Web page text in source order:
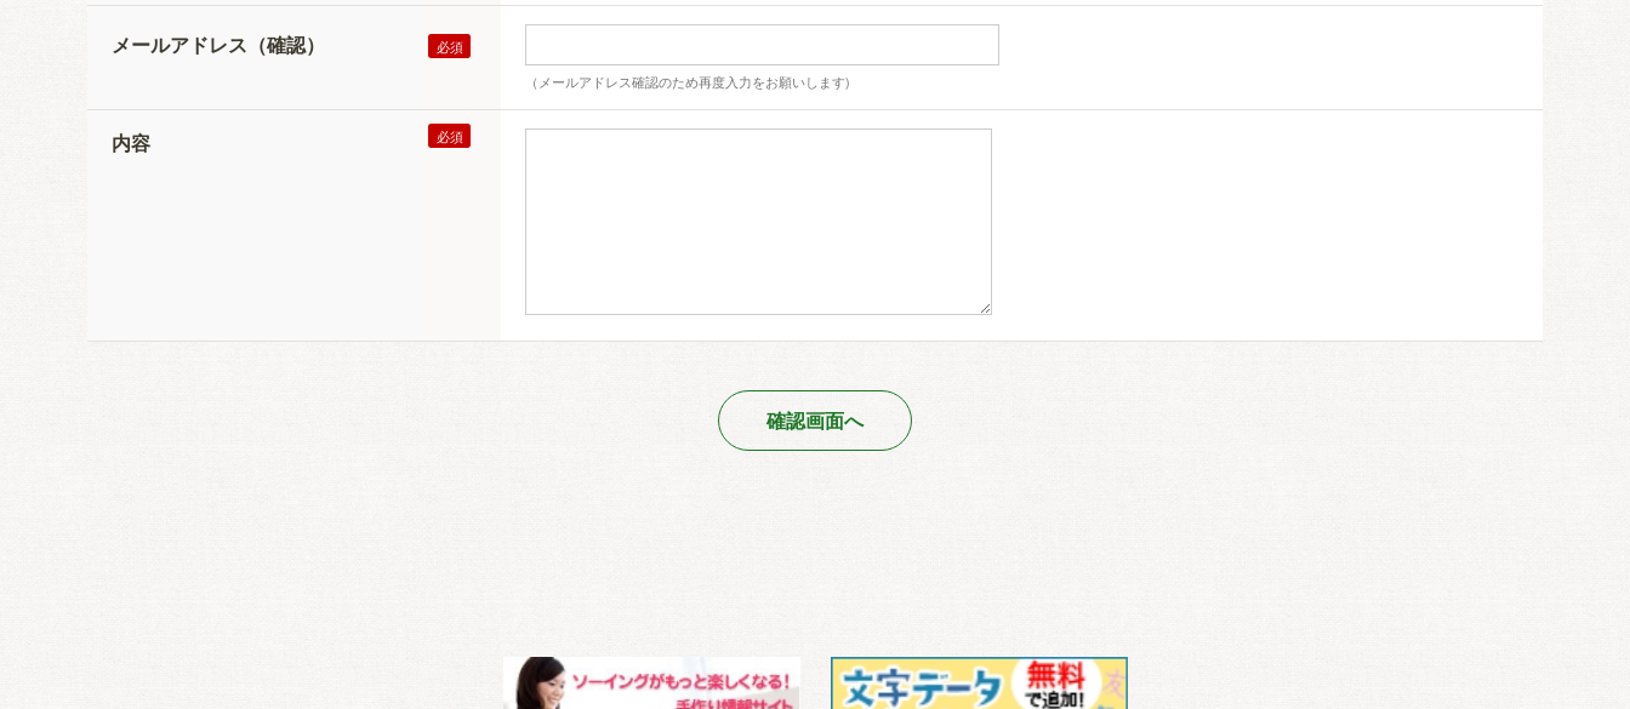
メールアドレス（確認）
（メールアドレス確認のため再度入力をお願いします)
内容